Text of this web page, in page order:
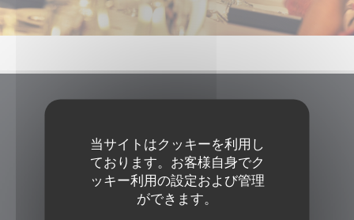
当サイトはクッキーを利用し
ております。お客様自身でク
ッキー利用の設定および管理
ができます。
67 Rue de l'Ouest 75014 Paris ((新しいウィンドウ
01 43 21 63 44